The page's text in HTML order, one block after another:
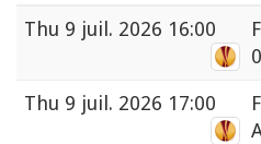
Thu 9 juil. 2026 16:00
Thu 9 juil. 2026 17:00